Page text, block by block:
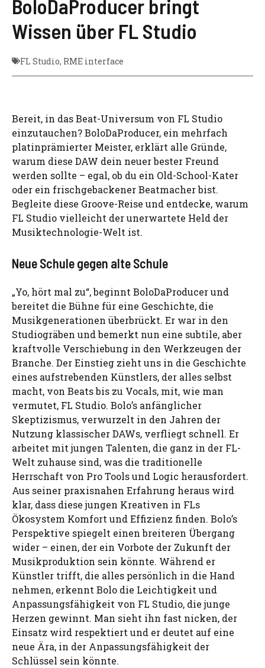
BoloDaProducer bringt
Wissen über FL Studio
FL Studio, RME interface
Bereit, in das Beat-Universum von FL Studio
einzutauchen? BoloDaProducer, ein mehrfach
platinprämierter Meister, erklärt alle Gründe,
warum diese DAW dein neuer bester Freund
werden sollte – egal, ob du ein Old-School-Kater
oder ein frischgebackener Beatmacher bist.
Begleite diese Groove-Reise und entdecke, warum
FL Studio vielleicht der unerwartete Held der
Musiktechnologie-Welt ist.
Neue Schule gegen alte Schule
„Yo, hört mal zu“, beginnt BoloDaProducer und
bereitet die Bühne für eine Geschichte, die
Musikgenerationen überbrückt. Er war in den
Studiogräben und bemerkt nun eine subtile, aber
kraftvolle Verschiebung in den Werkzeugen der
Branche. Der Einstieg zieht uns in die Geschichte
eines aufstrebenden Künstlers, der alles selbst
macht, von Beats bis zu Vocals, mit, wie man
vermutet, FL Studio. Bolo’s anfänglicher
Skeptizismus, verwurzelt in den Jahren der
Nutzung klassischer DAWs, verfliegt schnell. Er
arbeitet mit jungen Talenten, die ganz in der FL-
Welt zuhause sind, was die traditionelle
Herrschaft von Pro Tools und Logic herausfordert.
Aus seiner praxisnahen Erfahrung heraus wird
klar, dass diese jungen Kreativen in FLs
Ökosystem Komfort und Effizienz finden. Bolo’s
Perspektive spiegelt einen breiteren Übergang
wider – einen, der ein Vorbote der Zukunft der
Musikproduktion sein könnte. Während er
Künstler trifft, die alles persönlich in die Hand
nehmen, erkennt Bolo die Leichtigkeit und
Anpassungsfähigkeit von FL Studio, die junge
Herzen gewinnt. Man sieht ihn fast nicken, der
Einsatz wird respektiert und er deutet auf eine
neue Ära, in der Anpassungsfähigkeit der
Schlüssel sein könnte.